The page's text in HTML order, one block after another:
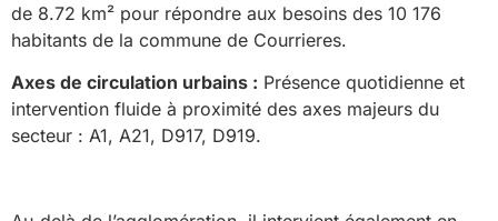
de 8.72 km² pour répondre aux besoins des 10 176
habitants de la commune de Courrieres.
Axes de circulation urbains : Présence quotidienne et
intervention fluide à proximité des axes majeurs du
secteur : A1, A21, D917, D919.